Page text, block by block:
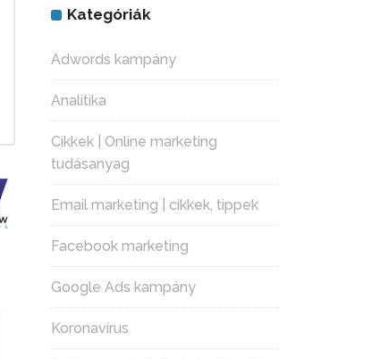
Kategóriák
Adwords kampány
Analitika
Cikkek | Online marketing
tudásanyag
Email marketing | cikkek, tippek
Facebook marketing
Google Ads kampány
Koronavírus